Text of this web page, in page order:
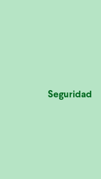
Seguridad